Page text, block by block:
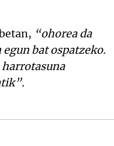
“ohorea da
bat ospatzeko.